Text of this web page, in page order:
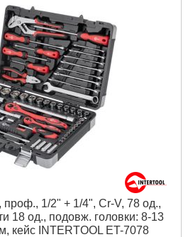
1/4" 72 зуби
SL
мм
Cr-V сталь
94 вид.
мм
Докладніше...
проф., 1/2" + 1/4", Cr-V, 78 од.,
18 од., подовж. головки: 8-13
кейс INTERTOOL ET-7078